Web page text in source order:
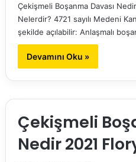
Çekişmeli Boşanma Davası
Nelerdir? 4721 sayılı Medeni
şekilde açılabilir: Anlaşmalı
Devamını Oku »
Çekişmeli
Nedir 2021